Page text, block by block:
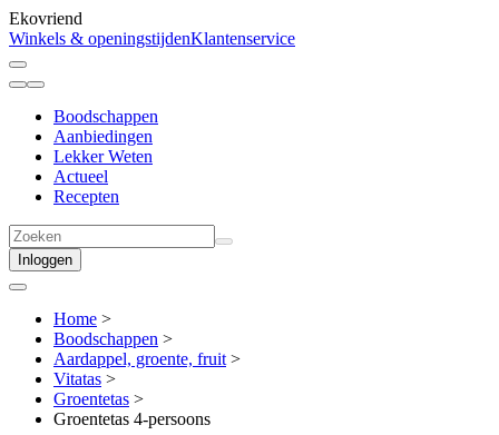
Ekovriend
Winkels & openingstijdenKlantenservice
Boodschappen
Aanbiedingen
Lekker Weten
Actueel
Recepten
Inloggen
Home >
Boodschappen >
Aardappel, groente, fruit >
Vitatas >
Groentetas >
Groentetas 4-persoons